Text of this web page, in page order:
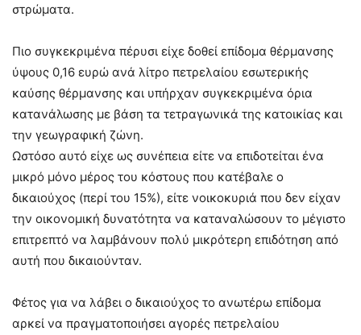
στρώματα.
Πιο συγκεκριμένα πέρυσι είχε δοθεί επίδομα θέρμανσης
ύψους 0,16 ευρώ ανά λίτρο πετρελαίου εσωτερικής
καύσης θέρμανσης και υπήρχαν συγκεκριμένα όρια
κατανάλωσης με βάση τα τετραγωνικά της κατοικίας και
την γεωγραφική ζώνη.
Ωστόσο αυτό είχε ως συνέπεια είτε να επιδοτείται ένα
μικρό μόνο μέρος του κόστους που κατέβαλε ο
δικαιούχος (περί του 15%), είτε νοικοκυριά που δεν είχαν
την οικονομική δυνατότητα να καταναλώσουν το μέγιστο
επιτρεπτό να λαμβάνουν πολύ μικρότερη επιδότηση από
αυτή που δικαιούνταν.
Φέτος για να λάβει ο δικαιούχος το ανωτέρω επίδομα
αρκεί να πραγματοποιήσει αγορές πετρελαίου